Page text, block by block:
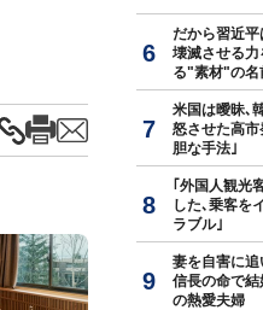
だから習近
壊滅させる
る"素材"の名
米国は曖昧､
怒させた高
胆な手法｣
｢外国人観光
した､乗客を
ラブル｣
妻を自害に
信長の命で
の熱愛夫婦